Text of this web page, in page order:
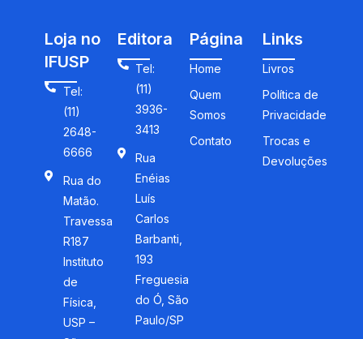
Loja no
IFUSP
Tel:
(11)
2648-
6666
Rua do
Matão.
Travessa
R187
Instituto
de
Física,
USP –
Editora
Tel:
(11)
3936-
3413
Rua
Enéias
Luís
Carlos
Barbanti,
193
Freguesia
do Ó, São
Paulo/SP
Página
Home
Quem
Somos
Contato
Links
Livros
Política de
Privacidade
Trocas e
Devoluções